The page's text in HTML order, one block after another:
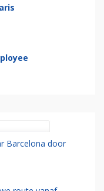
Barcelona door